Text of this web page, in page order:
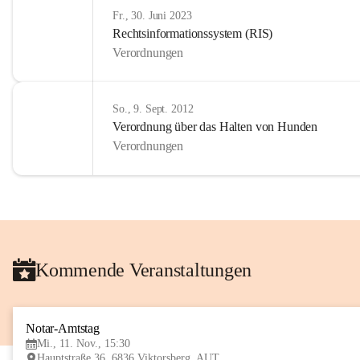
Fr., 30. Juni 2023
Rechtsinformationssystem (RIS)
Verordnungen
So., 9. Sept. 2012
Verordnung über das Halten von Hunden
Verordnungen
Kommende Veranstaltungen
Notar-Amtstag
Mi., 11. Nov., 15:30